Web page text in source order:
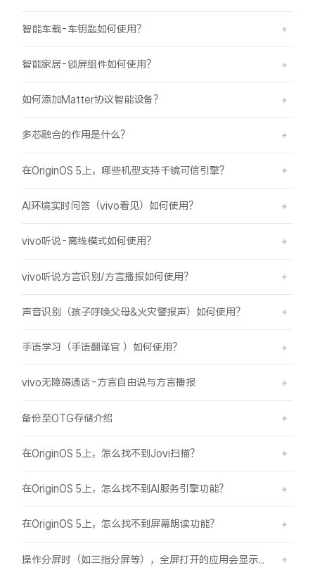
智能车载-车钥匙如何使用？
智能家居-锁屏组件如何使用？
如何添加Matter协议智能设备？
多芯融合的作用是什么？
在OriginOS 5上，哪些机型支持千镜可信引擎？
AI环境实时问答（vivo看见）如何使用？
vivo听说-离线模式如何使用？
vivo听说方言识别/方言播报如何使用？
声音识别（孩子呼唤父母&火灾警报声）如何使用？
手语学习（手语翻译官 ）如何使用？
vivo无障碍通话-方言自由说与方言播报
备份至OTG存储介绍
在OriginOS 5上，怎么找不到Jovi扫描？
在OriginOS 5上，怎么找不到AI服务引擎功能？
在OriginOS 5上，怎么找不到屏幕朗读功能？